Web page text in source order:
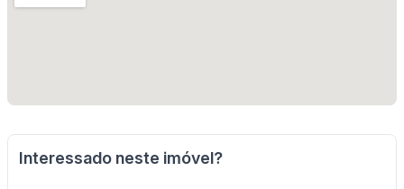
Interessado neste imóvel?